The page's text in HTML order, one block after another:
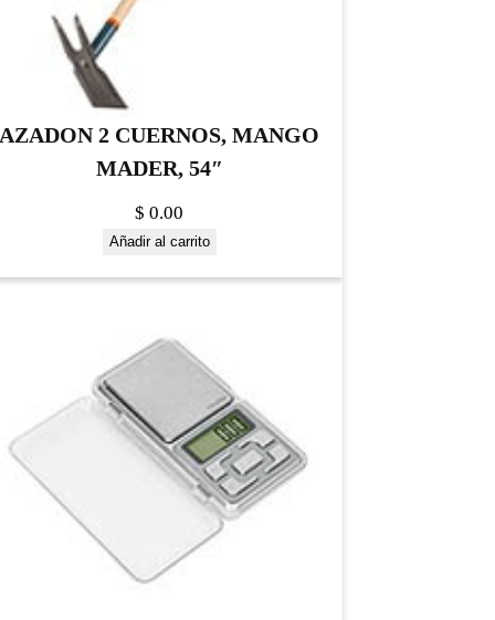
AZADON 2 CUERNOS, MANGO
MADER, 54″
$ 0.00
Añadir al carrito